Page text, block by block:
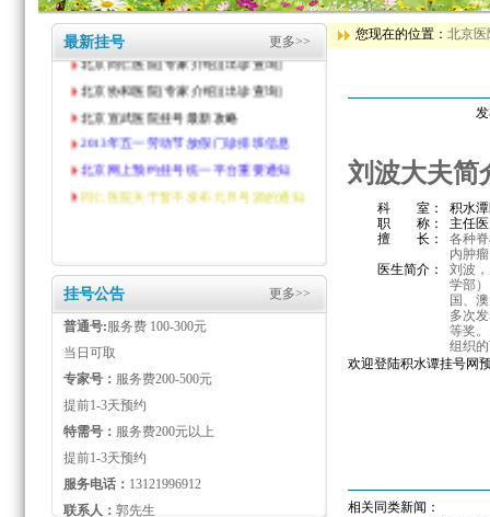
更多>>
最新挂号
积水潭医院[专家介绍][出诊查询]
北京同仁医院[专家介绍][出诊查询]
北京协和医院[专家介绍][出诊查询]
北京宣武医院挂号最新攻略
2013年五一劳动节放假门诊排班信息
北京网上预约挂号统一平台重要通知
同仁医院关于暂不发布元旦号源的通知
更多>>
挂号公告
普通号:服务费 100-300元
当日可取
专家号： 服务费200-500元
提前1-3天预约
特需号： 服务费200元以上
提前1-3天预约
服务电话： 13121996912
联系人： 郭先生
您现在的位置： 北京医
刘波大夫简
科 室：
积水
职 称：
主任
擅 长：
各种
内肿瘤
医生简介：
刘波
学部
国、
多次
等奖
组织
欢迎登陆积水谭挂号网
相关同类新闻：